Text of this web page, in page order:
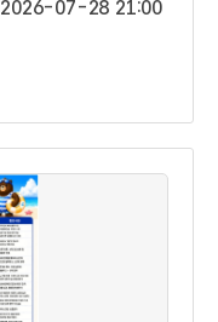
2026-07-28 21:00